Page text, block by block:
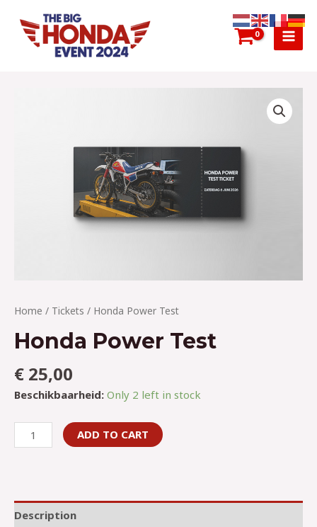
naar
Home / Tickets / Honda Power Test
Honda Power Test
€ 25,00
Beschikbaarheid: Only 2 left in stock
ADD TO CART
Description